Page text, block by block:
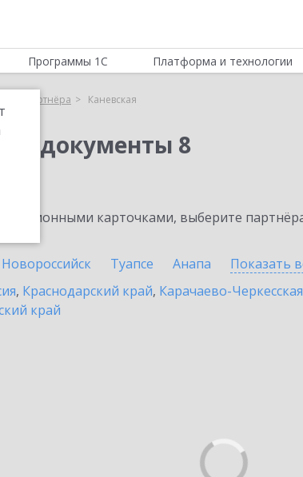
Программы 1С Платформа и технологии
партнёра Каневская
документы 8
карточками, выберите
Новороссийск Туапсе Анапа Показать
, Краснодарский край, Карачаево-
край